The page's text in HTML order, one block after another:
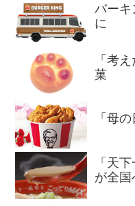
バーキ
に
「考
菓
「母
「天
が全国